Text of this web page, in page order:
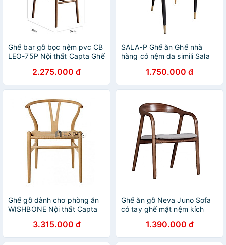
Ghế bar gỗ bọc nệm pvc CB
LEO-75P Nội thất Capta Ghế
đại cao 75cm nệm pvc cao
cấp tại tp hcm
2.275.000 đ
SALA-P Ghế ăn Ghế nhà
hàng có nệm da simili Sala
1.750.000 đ
Ghế gỗ dành cho phòng ăn
WISHBONE Nội thất Capta
mây đan3.315.000 đ
Ghế ăn gỗ Neva Juno Sofa
có tay ghế mặt nệm kích
1.390.000 đ